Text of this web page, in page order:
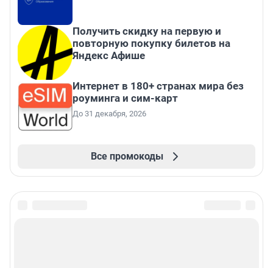
Получить скидку на первую и
повторную покупку билетов на
Яндекс Афише
Интернет в 180+ странах мира без
роуминга и сим-карт
До 31 декабря, 2026
Все промокоды